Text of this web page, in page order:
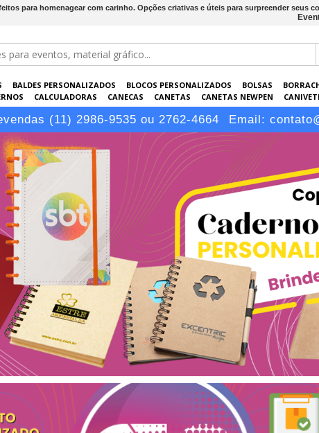
para homenagear com carinho. Opções criativas e úteis para surpreender seus
BALDES PERSONALIZADOS BLOCOS PERSONALIZADOS BOLSAS
CALCULADORAS CANECAS CANETAS CANETAS NEWPEN
ELETRÔNICOS EMBALAGENS ESCRITÓRIO EVENTOS GARRAFAS
LÁPIS
(11) 2986-9535 ou 2762-4664 Email: